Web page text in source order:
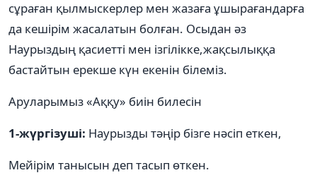
сұраған қылмыскерлер мен жазаға ұшырағандарға
да кешірім жасалатын болған. Осыдан әз
Наурыздың қасиетті мен ізгілікке,жақсылыққа
бастайтын ерекше күн екенін білеміз.
Аруларымыз «Аққу» биін билесін
1-жүргізуші: Наурызды тәңір бізге нәсіп еткен,
Мейірім танысын деп тасып өткен.